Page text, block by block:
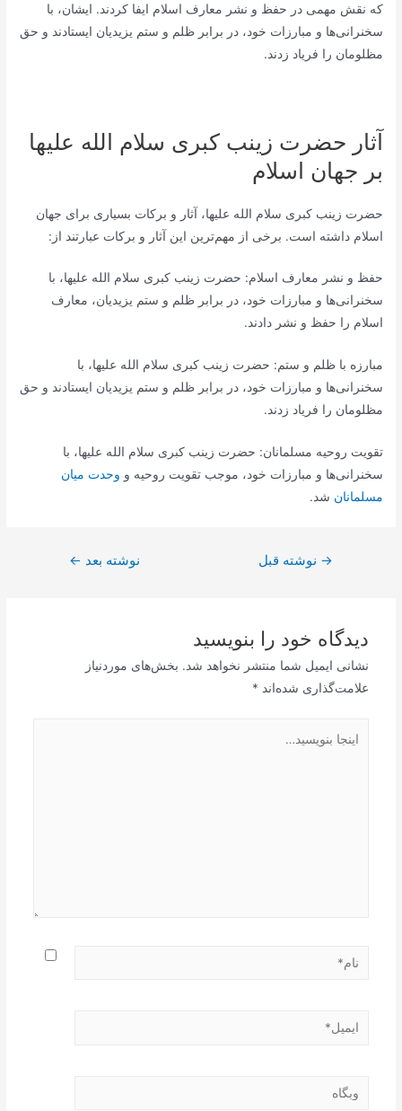
که نقش مهمی در حفظ و نشر معارف اسلام ایفا کردند. ایشان، با
سخنرانی‌ها و مبارزات خود، در برابر ظلم و ستم یزیدیان ایستادند و حق
مظلومان را فریاد زدند.
آثار حضرت زینب کبری سلام الله علیها
بر جهان اسلام
حضرت زینب کبری سلام الله علیها، آثار و برکات بسیاری برای جهان
اسلام داشته است. برخی از مهم‌ترین این آثار و برکات عبارتند از:
حفظ و نشر معارف اسلام: حضرت زینب کبری سلام الله علیها، با
سخنرانی‌ها و مبارزات خود، در برابر ظلم و ستم یزیدیان، معارف
اسلام را حفظ و نشر دادند.
مبارزه با ظلم و ستم: حضرت زینب کبری سلام الله علیها، با
سخنرانی‌ها و مبارزات خود، در برابر ظلم و ستم یزیدیان ایستادند و حق
مظلومان را فریاد زدند.
تقویت روحیه مسلمانان: حضرت زینب کبری سلام الله علیها، با
سخنرانی‌ها و مبارزات خود، موجب تقویت روحیه و وحدت میان
مسلمانان شد.
راهبری→ نوشته قبل نوشته بعد ←
دیدگاه‌ خود را بنویسید
نشانی ایمیل شما منتشر نخواهد شد. بخش‌های موردنیاز
علامت‌گذاری شده‌اند *
بنویسید…
نام*
ایمیل*
وبگاه